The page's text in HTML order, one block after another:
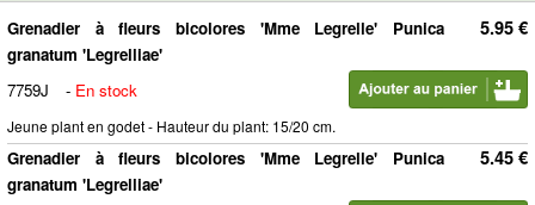
5.95 €
Grenadier à fleurs bicolores 'Mme Legrelle' Punica
granatum 'Legrelliae'
7759J
- En stock
Jeune plant en godet - Hauteur du plant: 15/20 cm.
5.45 €
Grenadier à fleurs bicolores 'Mme Legrelle' Punica
granatum 'Legrelliae'